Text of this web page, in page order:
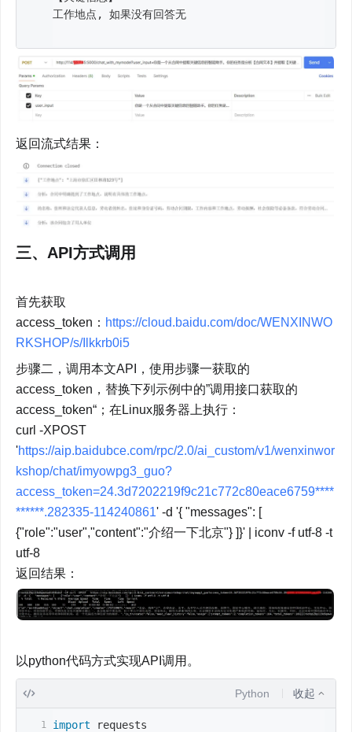
返回流式结果：
三、API方式调用
首先获取
access_token： https://cloud.baidu.com/doc/WENXINWO
RKSHOP/s/Ilkkrb0i5
步骤二，调用本文API，使用步骤一获取的
access_token，替换下列示例中的”调用接口获取的
access_token“；在Linux服务器上执行：
curl -XPOST
'https://aip.baidubce.com/rpc/2.0/ai_custom/v1/wenxinwor
kshop/chat/imyowpg3_guo?
access_token=24.3d7202219f9c21c772c80eace6759****
******.282335-114240861' -d '{ "messages": [
{"role":"user","content":"介绍一下北京"} ]}' | iconv -f utf-8 -t
utf-8
返回结果：
以python代码方式实现API调用。
Python 收起
import requests